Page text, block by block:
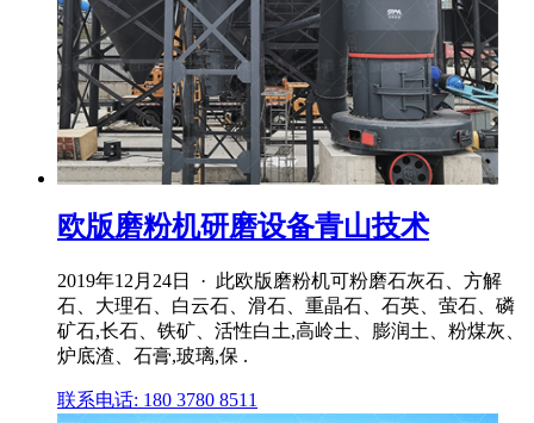
欧版磨粉机研磨设备青山技术
2019年12月24日 · 此欧版磨粉机可粉磨石灰石、方解
石、大理石、白云石、滑石、重晶石、石英、萤石、磷
矿石,长石、铁矿、活性白土,高岭土、膨润土、粉煤灰、
炉底渣、石膏,玻璃,保 .
联系电话: 180 3780 8511